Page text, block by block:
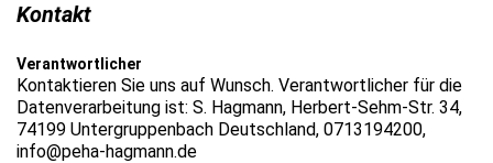
Kontakt
Verantwortlicher
Kontaktieren Sie uns auf Wunsch. Verantwortlicher für die
Datenverarbeitung ist: S. Hagmann, Herbert-Sehm-Str. 34,
74199 Untergruppenbach Deutschland, 0713194200,
info@peha-hagmann.de